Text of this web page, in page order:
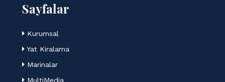
Sayfalar
Kurumsal
Yat Kiralama
Marinalar
MultiMedia